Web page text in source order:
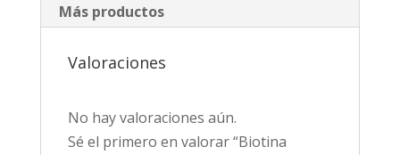
Más productos
Valoraciones
No hay valoraciones aún.
Sé el primero en valorar “Biotina